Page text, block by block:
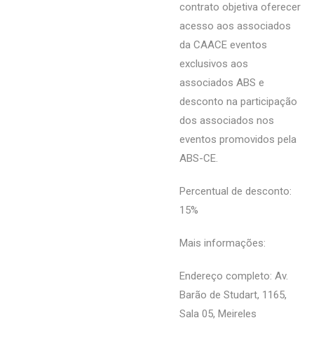
contrato objetiva oferecer
acesso aos associados
da CAACE eventos
exclusivos aos
associados ABS e
desconto na participação
dos associados nos
eventos promovidos pela
ABS-CE.
Percentual de desconto:
15%
Mais informações:
Endereço completo: Av.
Barão de Studart, 1165,
Sala 05, Meireles